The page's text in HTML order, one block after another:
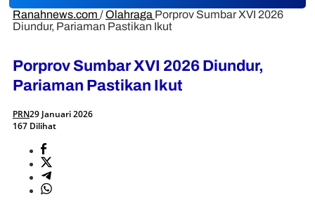
Ranahnews.com /Olahraga Porprov Sumbar XVI 2026
Diundur, Pariaman Pastikan Ikut
Porprov Sumbar XVI 2026 Diundur,
Pariaman Pastikan Ikut
PRN29 Januari 2026
167 Dilihat